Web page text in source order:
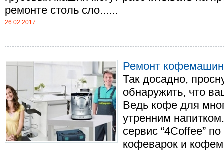
ремонте столь сло......
26.02.2017
Ремонт
Так досадно,
обнаружить, что
Ведь кофе для
утренним
сервис “4Coffee”
кофеварок и